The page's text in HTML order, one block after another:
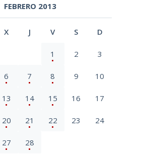
FEBRERO 2013
X J V S D
1 2 3
6 7 8 9 10
13 14 15 16 17
20 21 22 23 24
27 28